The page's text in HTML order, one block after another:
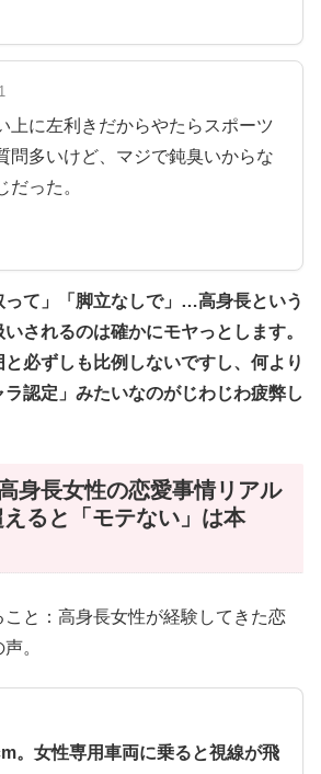
上に左利きだからやたらスポーツ
問多いけど、マジで鈍臭いからな
だった。
て」「脚立なしで」…高身長という
されるのは確かにモヤっとします。
必ずしも比例しないですし、何より
ラ認定」みたいなのがじわじわ疲弊し
身長女性の恋愛事情リアル
えると「モテない」は本
こと：高身長女性が経験してきた恋
。
。女性専用車両に乗ると視線が飛